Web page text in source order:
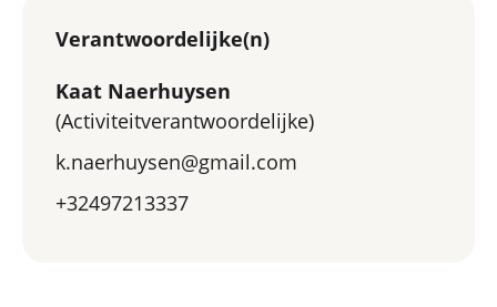
Verantwoordelijke(n)
Kaat Naerhuysen
(Activiteitverantwoordelijke)
k.naerhuysen@gmail.com
+32497213337